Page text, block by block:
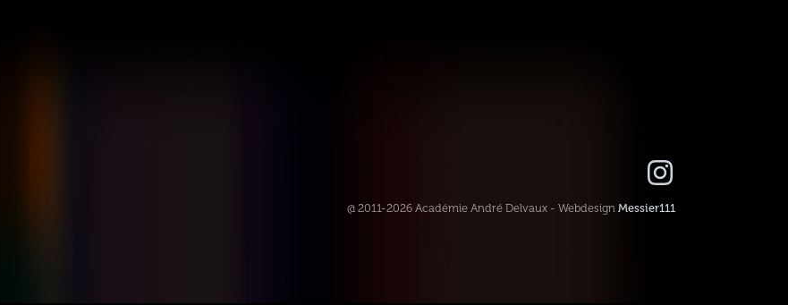
@ 2011-2026 Académie André Delvaux - WebdesignMessier111